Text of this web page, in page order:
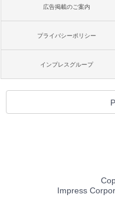
広告掲載のご案内
プライバシーポリシー
インプレスグループ
Impress